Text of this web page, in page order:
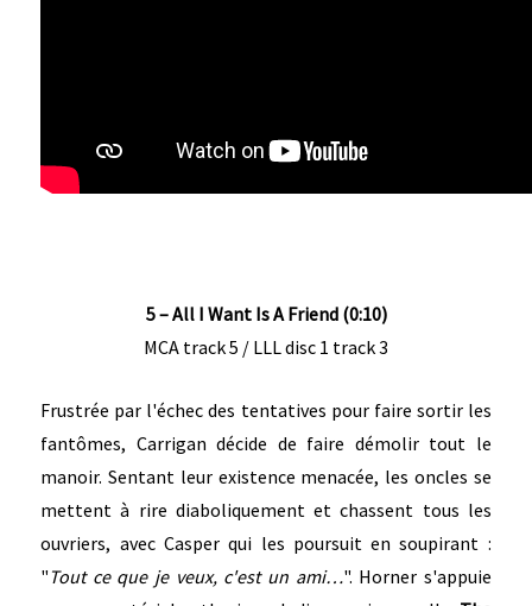
5 – All I Want Is A Friend (0:10)
MCA track 5 / LLL disc 1 track 3
Frustrée par l'échec des tentatives pour faire sortir les
fantômes, Carrigan décide de faire démolir tout le
manoir. Sentant leur existence menacée, les oncles se
mettent à rire diaboliquement et chassent tous les
ouvriers, avec Casper qui les poursuit en soupirant :
" Tout ce que je veux, c'est un ami…". Horner s'appuie